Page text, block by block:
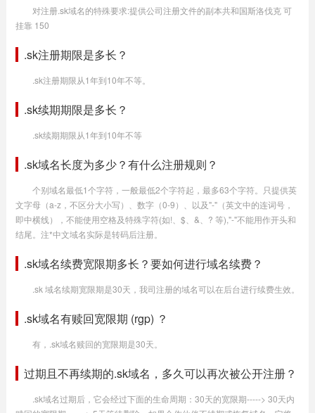
对注册.sk域名的特殊要求:提供公司注册文件的副本共和国斯洛伐克 可
挂靠 150
.sk注册期限是多长？
.sk注册期限从1年到10年不等。
.sk续期期限是多长？
.sk续期期限从1年到10年不等
.sk域名长度为多少？有什么注册规则？
个别域名最低1个字符，一般最低2个字符起，最多63个字符。只提供英
文字母（a-z，不区分大小写）、数字（0-9）、以及"-"（英文中的连词号，
即中横线），不能使用空格及特殊字符(如!、$、&、? 等),"-"不能用作开头和
结尾。注*中文域名实际是转码后注册。
.sk域名续费宽限期多长？要如何进行域名续费？
.sk 域名续期宽限期是30天，我司注册的域名可以在后台进行续费生效。
.sk域名有赎回宽限期 (rgp) ？
有，.sk域名赎回的宽限期是30天。
过期且不再续期的.sk域名，多久可以再次被公开注册？
.sk域名过期后，它会经过下面的生命周期：30天的宽限期-----> 30天内